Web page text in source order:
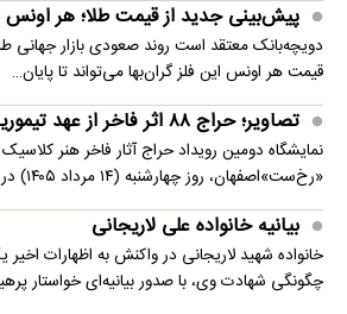
پیش‌بینی جدید از قیمت طلا؛ هر اونس به ۴۷۰۰ دلار
دویچه‌بانک معتقد است روند صعودی بازار جهانی
قیمت هر اونس این فلز گران‌بها می‌تواند تا پایان…
تصاویر؛ حراج ۸۸ اثر فاخر از عهد تیموریان تا دوره معاصر
نمایشگاه دومین رویداد حراج آثار فاخر هنر
«رخ‌ست»اصفهان، روز چهارشنبه (۱۴ مرداد ۱۴۰۵) در تالار هنر هتل…
بیانیه خانواده علی لاریجانی
خانواده شهید لاریجانی در واکنش به اظهارات
چگونگی شهادت وی، با صدور بیانیه‌ای خواستار